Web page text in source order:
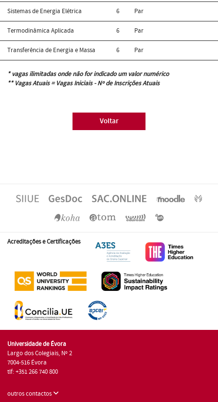
Sistemas de Energia Elétrica 6 Par
Termodinâmica Aplicada 6 Par
Transferência de Energia e Massa 6 Par
* vagas ilimitadas onde não for indicado um valor numérico
** Vagas Atuais = Vagas Iniciais - Nº de Inscrições Atuais
Voltar
Acreditações e Certificações
Universidade de Évora
Largo dos Colegiais, Nº 2
7004-516 Évora
tlf: +351 266 740 800
outros contactos